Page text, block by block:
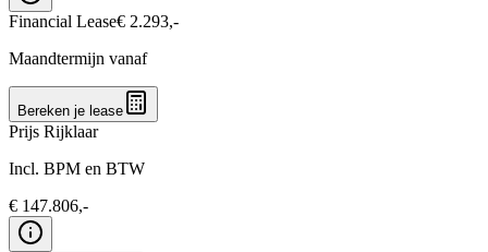
Financial Lease€ 2.293,-
Maandtermijn vanaf
Bereken je lease
Prijs Rijklaar
Incl. BPM en BTW
€ 147.806,-